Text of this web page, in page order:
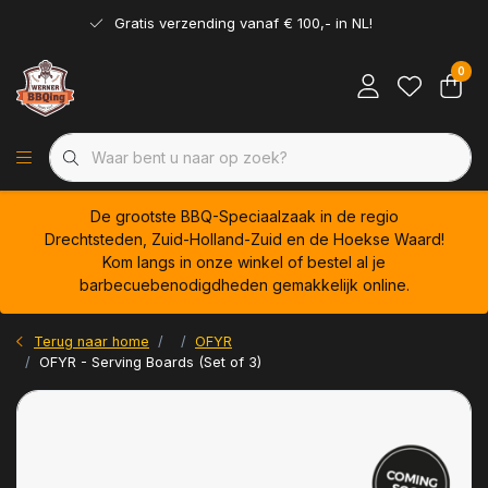
Gratis verzending vanaf € 100,- in NL!
0
De grootste BBQ-Speciaalzaak in de regio
Drechtsteden, Zuid-Holland-Zuid en de Hoekse Waard!
Kom langs in onze winkel of bestel al je
barbecuebenodigdheden gemakkelijk online.
Terug naar home
OFYR
OFYR - Serving Boards (Set of 3)